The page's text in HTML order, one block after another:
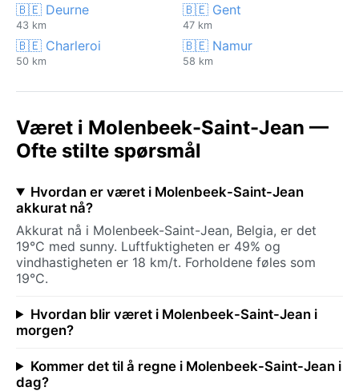
🇧🇪 Deurne
43 km
🇧🇪 Gent
47 km
🇧🇪 Charleroi
50 km
🇧🇪 Namur
58 km
Været i Molenbeek-Saint-Jean —
Ofte stilte spørsmål
Hvordan er været i Molenbeek-Saint-Jean
akkurat nå?
Akkurat nå i Molenbeek-Saint-Jean, Belgia, er det
19°C med sunny. Luftfuktigheten er 49% og
vindhastigheten er 18 km/t. Forholdene føles som
19°C.
Hvordan blir været i Molenbeek-Saint-Jean i
morgen?
Kommer det til å regne i Molenbeek-Saint-Jean i
dag?